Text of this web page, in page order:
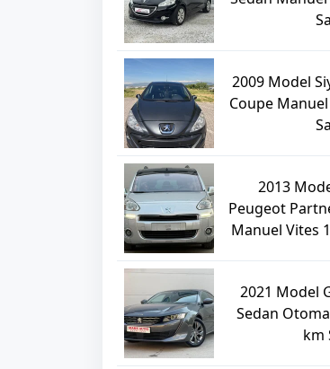
2009 Model
Coupe
2013
Peugeot
Manuel Vites
2021 Model
Sedan
km